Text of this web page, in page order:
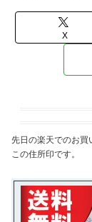
X
先日の楽天でのお買
この住所印です。